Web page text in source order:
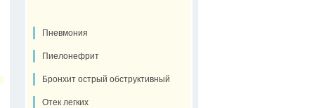
Пневмония
Пиелонефрит
Бронхит острый обструктивный
Отек легких